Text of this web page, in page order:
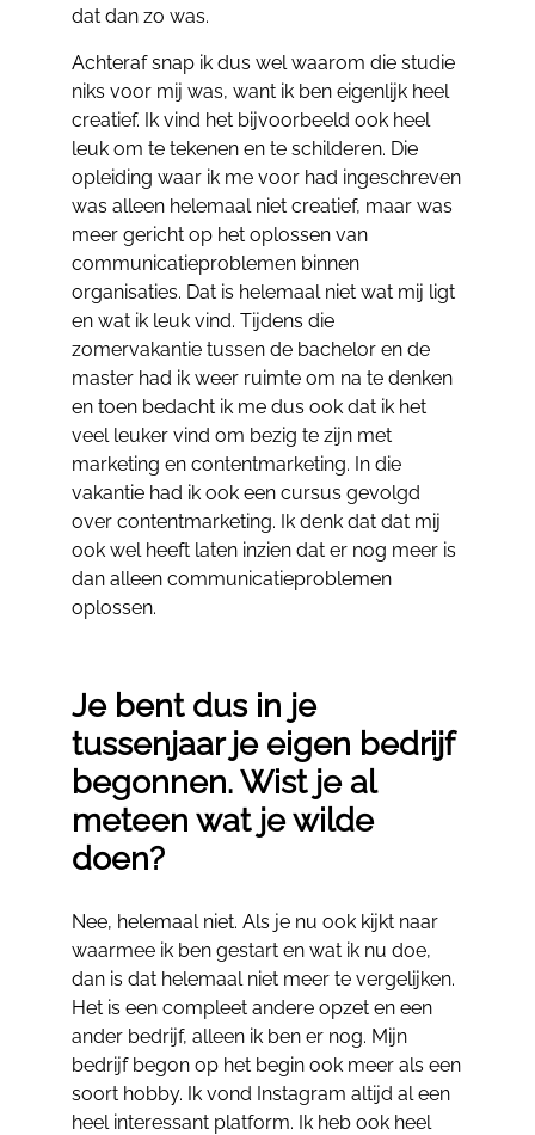
dat dan zo was.
Achteraf snap ik dus wel waarom die studie
niks voor mij was, want ik ben eigenlijk heel
creatief. Ik vind het bijvoorbeeld ook heel
leuk om te tekenen en te schilderen. Die
opleiding waar ik me voor had ingeschreven
was alleen helemaal niet creatief, maar was
meer gericht op het oplossen van
communicatieproblemen binnen
organisaties. Dat is helemaal niet wat mij ligt
en wat ik leuk vind. Tijdens die
zomervakantie tussen de bachelor en de
master had ik weer ruimte om na te denken
en toen bedacht ik me dus ook dat ik het
veel leuker vind om bezig te zijn met
marketing en contentmarketing. In die
vakantie had ik ook een cursus gevolgd
over contentmarketing. Ik denk dat dat mij
ook wel heeft laten inzien dat er nog meer is
dan alleen communicatieproblemen
oplossen.
Je bent dus in je
tussenjaar je eigen bedrijf
begonnen. Wist je al
meteen wat je wilde
doen?
Nee, helemaal niet. Als je nu ook kijkt naar
waarmee ik ben gestart en wat ik nu doe,
dan is dat helemaal niet meer te vergelijken.
Het is een compleet andere opzet en een
ander bedrijf, alleen ik ben er nog. Mijn
bedrijf begon op het begin ook meer als een
soort hobby. Ik vond Instagram altijd al een
heel interessant platform. Ik heb ook heel